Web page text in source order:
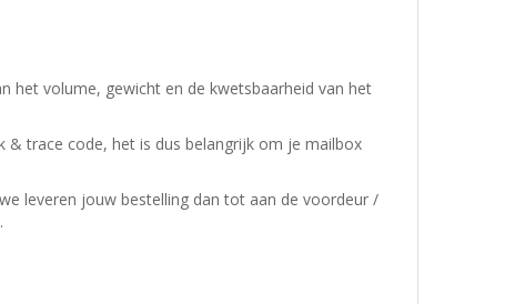
het volume, gewicht en de kwetsbaarheid van het
& trace code, het is dus belangrijk om je mailbox
e leveren jouw bestelling dan tot aan de voordeur /